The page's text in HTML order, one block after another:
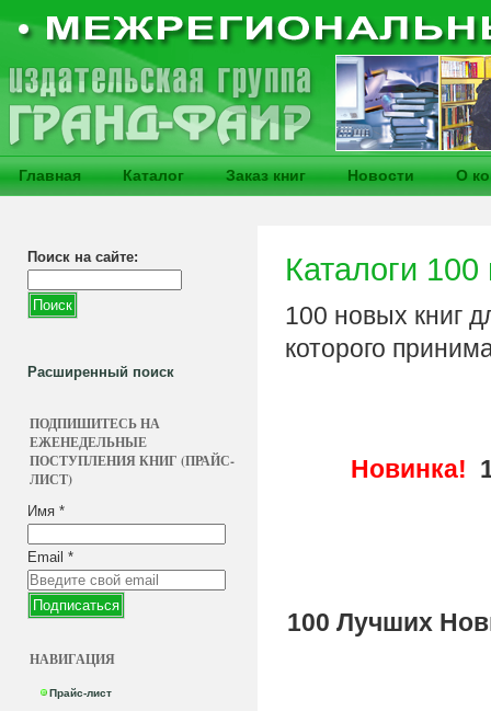
Главная Каталог Заказ книг Новости О
Поиск на сайте:
Расширенный поиск
ПОДПИШИТЕСЬ НА
ЕЖЕНЕДЕЛЬНЫЕ
ПОСТУПЛЕНИЯ КНИГ (ПРАЙС-
ЛИСТ)
Имя *
Email *
НАВИГАЦИЯ
Прайс-лист
Каталоги
100 новых книг
которого
Новинка!
100 Лучших